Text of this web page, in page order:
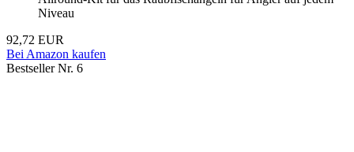
Niveau
92,72 EUR
Bei Amazon kaufen
Bestseller Nr. 6